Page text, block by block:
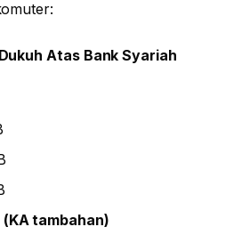
Atas Bank Syariah
(KA tambahan)